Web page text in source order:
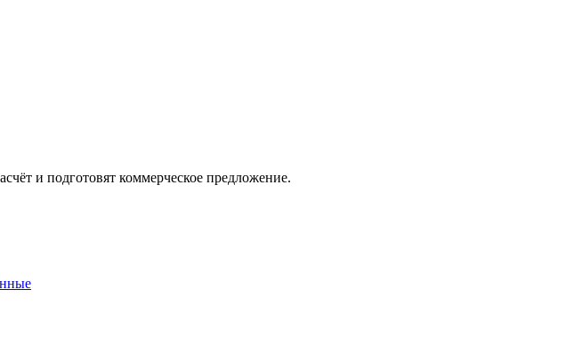
и подготовят коммерческое предложение.